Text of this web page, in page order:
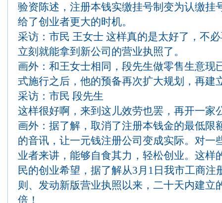
验资陈述，注册本钱实缴挂号制变为认缴挂
给了创业者更大的时机。
采访：市民 王女士 这样真的是太好了，不
立刻就能拿到新公司的营业执照了。
画外：和王女士相同，段先生做零售生意现
式施行之后，他的预备再次扩大规划，再建
采访：市民 段先生
这样很好啊，来到这儿效劳也罢，再开一家
画外：据了解，取消了注册本钱金的最低限
的音讯，让一元钱注册公司变成实际。对一
业者来讲，能够自食其力，轻松创业。这样
民的创业希望，据了解从3月1日我市工商注
则、发动新版营业执照以来，二十天内建立
倍！